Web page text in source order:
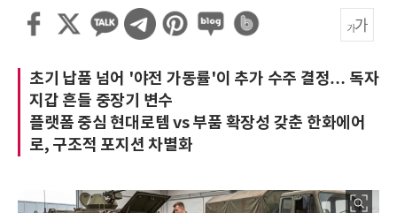
초기 납품 넘어 '야전 가동률'이 추가 수주 결정… 독자
지갑 흔들 중장기 변수
플랫폼 중심 현대로템 vs 부품 확장성 갖춘 한화에어
로, 구조적 포지션 차별화